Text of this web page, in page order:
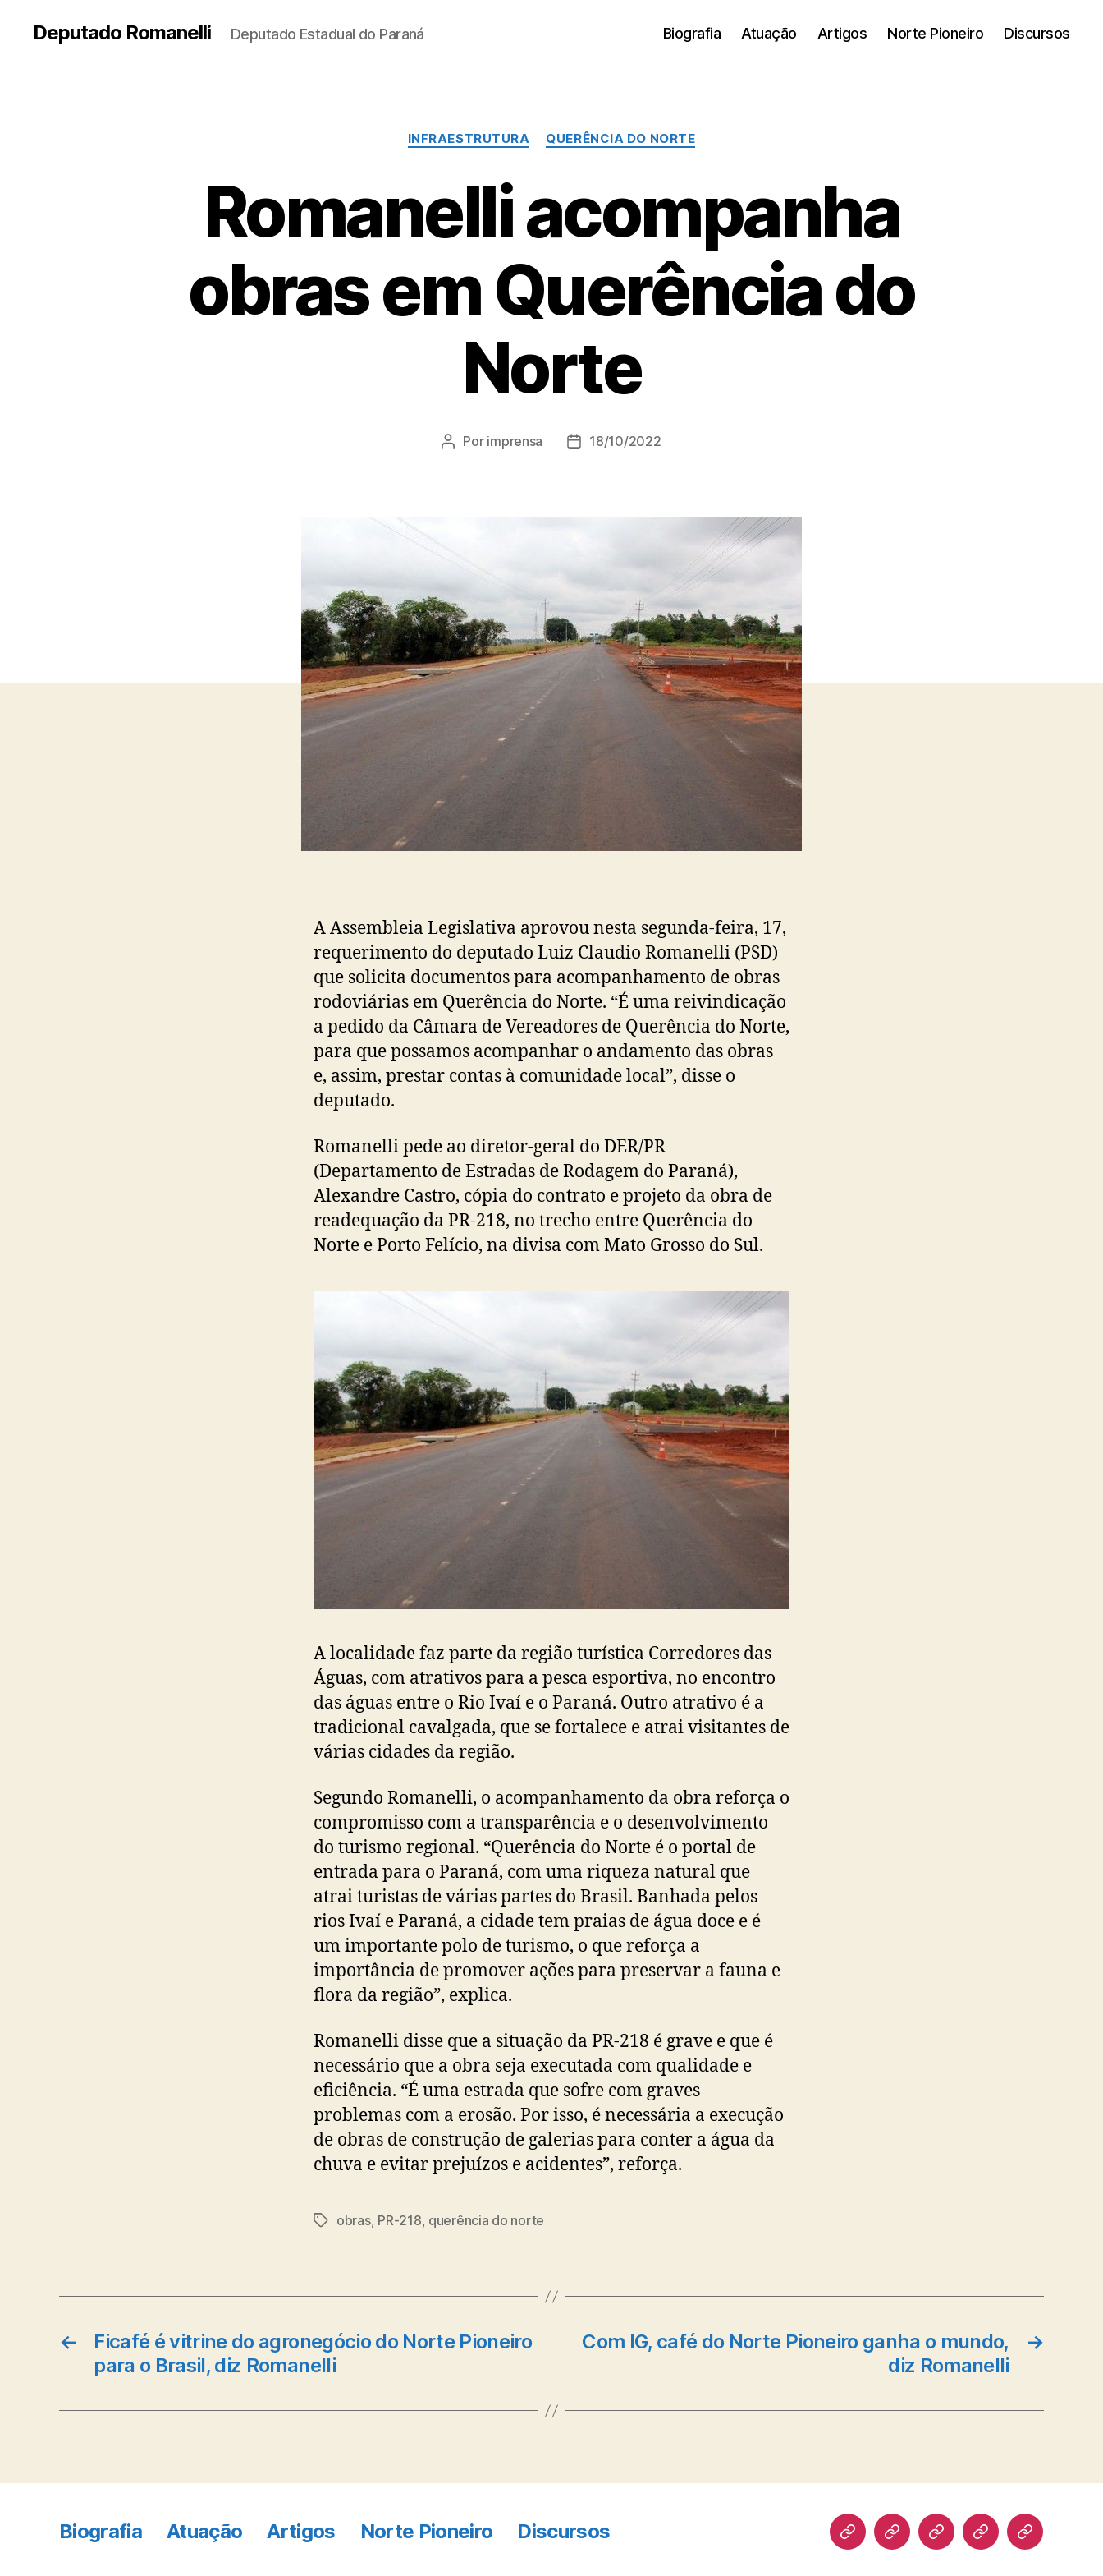
Deputado Romanelli Deputado Estadual do Paraná Biografia Atuação Artigos Norte Pioneiro Discursos
Categorias
INFRAESTRUTURA QUERÊNCIA DO NORTE
Romanelli acompanha
obras em Querência do
Norte
Autor
Por imprensa
Data18/10/2022
A Assembleia Legislativa aprovou nesta segunda-feira, 17,
requerimento do deputado Luiz Claudio Romanelli (PSD)
que solicita documentos para acompanhamento de obras
rodoviárias em Querência do Norte. “É uma reivindicação
a pedido da Câmara de Vereadores de Querência do Norte,
para que possamos acompanhar o andamento das obras
e, assim, prestar contas à comunidade local”, disse o
deputado.
Romanelli pede ao diretor-geral do DER/PR
(Departamento de Estradas de Rodagem do Paraná),
Alexandre Castro, cópia do contrato e projeto da obra de
readequação da PR-218, no trecho entre Querência do
Norte e Porto Felício, na divisa com Mato Grosso do Sul.
A localidade faz parte da região turística Corredores das
Águas, com atrativos para a pesca esportiva, no encontro
das águas entre o Rio Ivaí e o Paraná. Outro atrativo é a
tradicional cavalgada, que se fortalece e atrai visitantes de
várias cidades da região.
Segundo Romanelli, o acompanhamento da obra reforça o
compromisso com a transparência e o desenvolvimento
do turismo regional. “Querência do Norte é o portal de
entrada para o Paraná, com uma riqueza natural que
atrai turistas de várias partes do Brasil. Banhada pelos
rios Ivaí e Paraná, a cidade tem praias de água doce e é
um importante polo de turismo, o que reforça a
importância de promover ações para preservar a fauna e
flora da região”, explica.
Romanelli disse que a situação da PR-218 é grave e que é
necessário que a obra seja executada com qualidade e
eficiência. “É uma estrada que sofre com graves
problemas com a erosão. Por isso, é necessária a execução
de obras de construção de galerias para conter a água da
chuva e evitar prejuízos e acidentes”, reforça.
Tagsobras, PR-218, querência do norte
←
Ficafé é vitrine do agronegócio do Norte Pioneiro
para o Brasil, diz Romanelli
→
Com IG, café do Norte Pioneiro ganha o mundo,
diz Romanelli
Biografia Atuação Artigos Norte Pioneiro Discursos BiografiaAtuaçãoArtigosNorte Discursos